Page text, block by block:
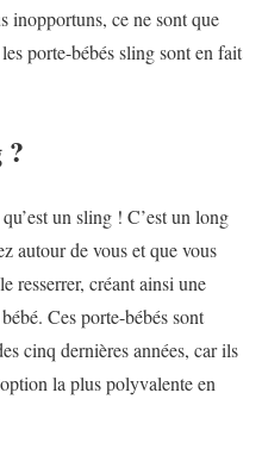
inopportuns, ce ne sont que
porte-bébés sling sont en fait
?
un sling ! C’est un long
autour de vous et que vous
resserrer, créant ainsi une
Ces porte-bébés sont
cinq dernières années, car ils
la plus polyvalente en